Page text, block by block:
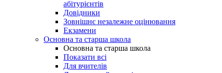
абітурієнтів
Довідники
Зовнішнє незалежне оцінювання
Екзамени
Основна та старша школа
Основна та старша школа
Показати всі
Для вчителів